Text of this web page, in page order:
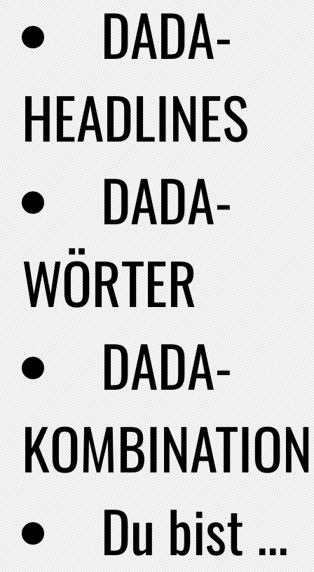
DADA-
HEADLINES
DADA-
WÖRTER
DADA-
Du bist ...